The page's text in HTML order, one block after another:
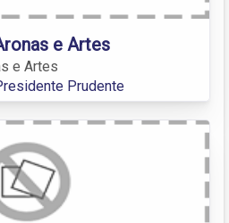
e Artes
e Artes
Prudente